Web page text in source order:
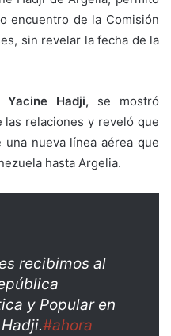
encuentro de la Comisión
sin revelar la fecha de la
Yacine Hadji, se mostró
las relaciones y reveló que
nueva línea aérea que
hasta Argelia.
recibimos al
y Popular en
#ahora